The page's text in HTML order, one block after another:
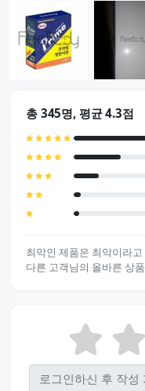
총 345명, 평균 4.3점
최악인 제품은 최악이라
다른 고객님의 올바른 상